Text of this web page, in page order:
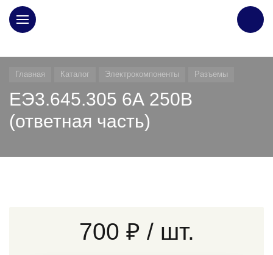
Главная Каталог Электрокомпоненты Разъемы
ЕЭ3.645.305 6А 250В
(ответная часть)
700 ₽ / шт.